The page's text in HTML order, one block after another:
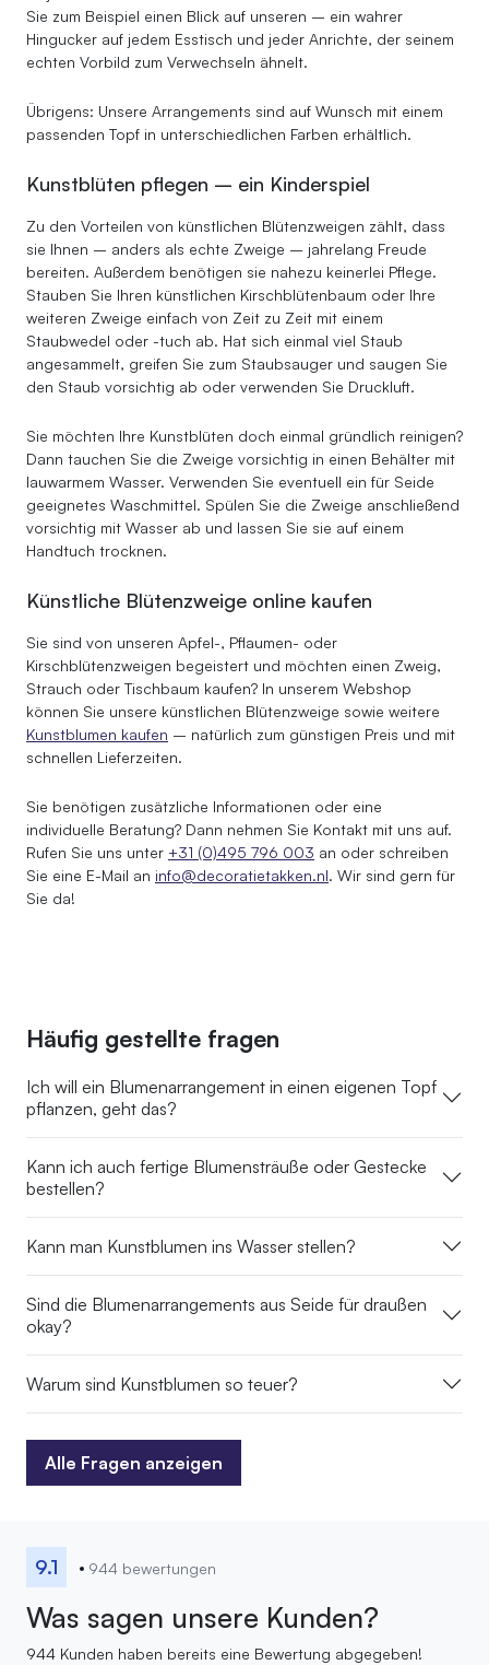
Sie zum Beispiel einen Blick auf unseren – ein wahrer
Hingucker auf jedem Esstisch und jeder Anrichte, der seinem
echten Vorbild zum Verwechseln ähnelt.
Übrigens: Unsere Arrangements sind auf Wunsch mit einem
passenden Topf in unterschiedlichen Farben erhältlich.
Kunstblüten pflegen – ein Kinderspiel
Zu den Vorteilen von künstlichen Blütenzweigen zählt, dass
sie Ihnen – anders als echte Zweige – jahrelang Freude
bereiten. Außerdem benötigen sie nahezu keinerlei Pflege.
Stauben Sie Ihren künstlichen Kirschblütenbaum oder Ihre
weiteren Zweige einfach von Zeit zu Zeit mit einem
Staubwedel oder -tuch ab. Hat sich einmal viel Staub
angesammelt, greifen Sie zum Staubsauger und saugen Sie
den Staub vorsichtig ab oder verwenden Sie Druckluft.
Sie möchten Ihre Kunstblüten doch einmal gründlich reinigen?
Dann tauchen Sie die Zweige vorsichtig in einen Behälter mit
lauwarmem Wasser. Verwenden Sie eventuell ein für Seide
geeignetes Waschmittel. Spülen Sie die Zweige anschließend
vorsichtig mit Wasser ab und lassen Sie sie auf einem
Handtuch trocknen.
Künstliche Blütenzweige online kaufen
Sie sind von unseren Apfel-, Pflaumen- oder
Kirschblütenzweigen begeistert und möchten einen Zweig,
Strauch oder Tischbaum kaufen? In unserem Webshop
können Sie unsere künstlichen Blütenzweige sowie weitere
Kunstblumen kaufen – natürlich zum günstigen Preis und mit
schnellen Lieferzeiten.
Sie benötigen zusätzliche Informationen oder eine
individuelle Beratung? Dann nehmen Sie Kontakt mit uns auf.
Rufen Sie uns unter +31 (0)495 796 003 an oder schreiben
Sie eine E-Mail an info@decoratietakken.nl. Wir sind gern für
Sie da!
Häufig gestellte fragen
Ich will ein Blumenarrangement in einen eigenen Topf
pflanzen, geht das?
Kann ich auch fertige Blumensträuße oder Gestecke
bestellen?
Kann man Kunstblumen ins Wasser stellen?
Sind die Blumenarrangements aus Seide für draußen
okay?
Warum sind Kunstblumen so teuer?
Alle Fragen anzeigen
Alle Fragen anzeigen
9.1 944 bewertungen
Was sagen unsere Kunden?
944 Kunden haben bereits eine Bewertung abgegeben!